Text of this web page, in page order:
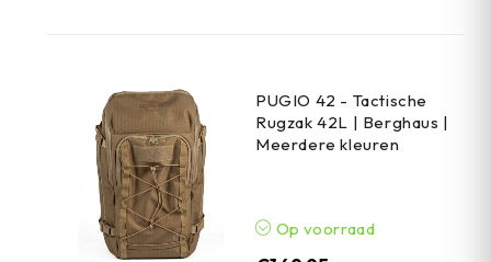
PUGIO 42 - Tactische
Rugzak 42L | Berghaus |
Meerdere kleuren
Op voorraad